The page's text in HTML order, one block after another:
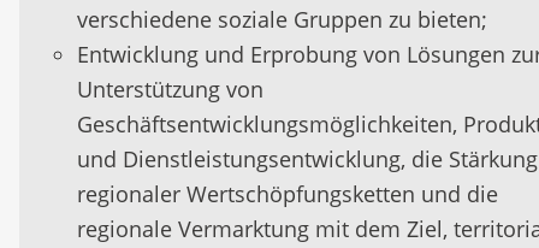
verschiedene soziale Gruppen zu bieten;
Entwicklung und Erprobung von Lösungen
Unterstützung von
Geschäftsentwicklungsmöglichkeiten,
und Dienstleistungsentwicklung, die Stärkung
regionaler Wertschöpfungsketten und die
regionale Vermarktung mit dem Ziel,